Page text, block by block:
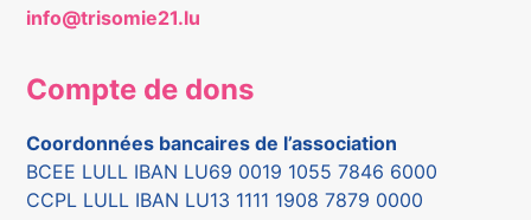
info@trisomie21.lu
Compte de dons
Coordonnées bancaires de l’association
BCEE LULL IBAN LU69 0019 1055 7846 6000
CCPL LULL IBAN LU13 1111 1908 7879 0000